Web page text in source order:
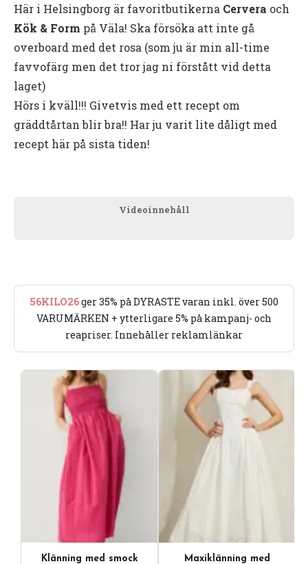
Här i Helsingborg är favoritbutikerna Cervera och
Kök & Form på Väla! Ska försöka att inte gå
overboard med det rosa (som ju är min all-time
favvofärg men det tror jag ni förstått vid detta
laget)
Hörs i kväll!!! Givetvis med ett recept om
gräddtårtan blir bra!! Har ju varit lite dåligt med
recept här på sista tiden!
Videoinnehåll
56KILO26ger 35% på DYRASTE varan inkl. över 500
VARUMÄRKEN + ytterligare 5% på kampanj- och
reapriser. Innehåller reklamlänkar
Klänning med smock
Maxiklänning med